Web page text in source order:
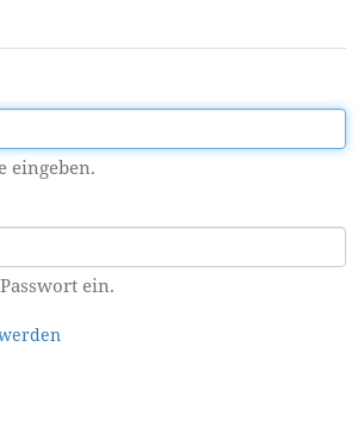
eingeben.
ein.